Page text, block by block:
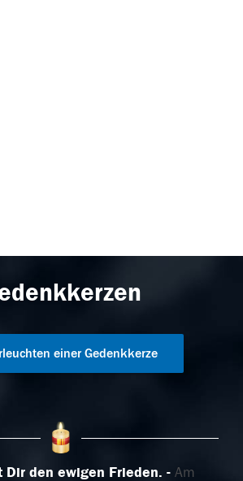
einer Gedenkkerze
Dir den ewigen Frieden.
Am